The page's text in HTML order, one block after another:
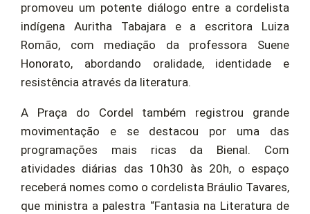
promoveu um potente diálogo entre a cordelista
indígena Auritha Tabajara e a escritora Luiza
Romão, com mediação da professora Suene
Honorato, abordando oralidade, identidade e
resistência através da literatura.
A Praça do Cordel também registrou grande
movimentação e se destacou por uma das
programações mais ricas da Bienal. Com
atividades diárias das 10h30 às 20h, o espaço
receberá nomes como o cordelista Bráulio Tavares,
que ministra a palestra “Fantasia na Literatura de